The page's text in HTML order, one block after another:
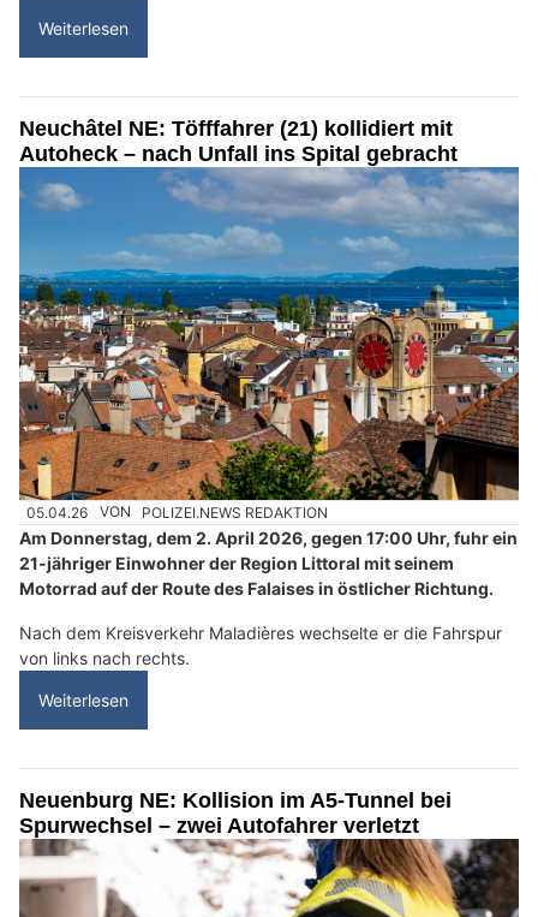
Weiterlesen
Neuchâtel NE: Töfffahrer (21) kollidiert mit
Autoheck – nach Unfall ins Spital gebracht
05.04.26 VON POLIZEI.NEWS REDAKTION
Am Donnerstag, dem 2. April 2026, gegen 17:00 Uhr, fuhr ein
21-jähriger Einwohner der Region Littoral mit seinem
Motorrad auf der Route des Falaises in östlicher Richtung.
Nach dem Kreisverkehr Maladières wechselte er die Fahrspur
von links nach rechts.
Weiterlesen
Neuenburg NE: Kollision im A5-Tunnel bei
Spurwechsel – zwei Autofahrer verletzt